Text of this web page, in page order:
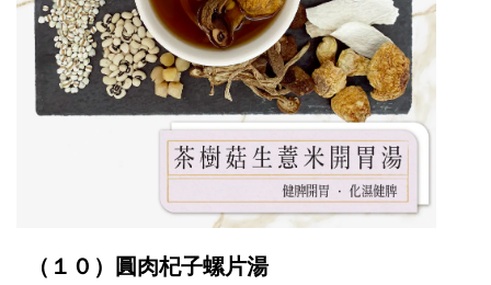
（１０）圓肉杞子螺片湯